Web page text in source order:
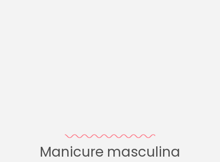
Manicure masculina